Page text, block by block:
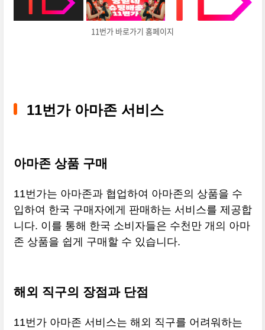
11번가 바로가기 홈페이지
11번가 아마존 서비스
아마존 상품 구매
11번가는 아마존과 협업하여 아마존의 상품을 수
입하여 한국 구매자에게 판매하는 서비스를 제공합
니다. 이를 통해 한국 소비자들은 수천만 개의 아마
존 상품을 쉽게 구매할 수 있습니다.
해외 직구의 장점과 단점
11번가 아마존 서비스는 해외 직구를 어려워하는